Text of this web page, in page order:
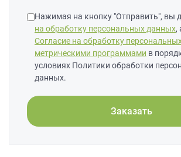
Нажимая на кнопку "Отправить", вы
на обработку персональных данных,
Согласие на обработку
метрическими программами в
условиях Политики обработки
данных.
Заказать